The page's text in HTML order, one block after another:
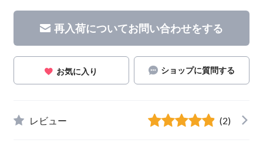
再入荷についてお問い合わせをする
お気に入り ショップに質問する
レビュー (2)